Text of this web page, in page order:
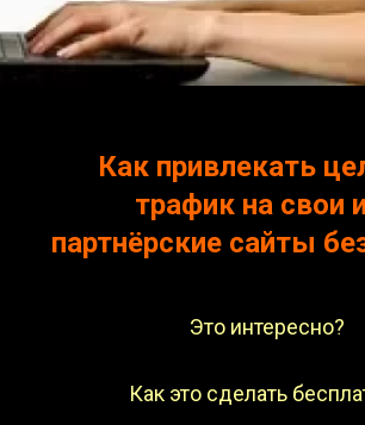
Как привлекать
трафик на свои
партнёрские сайты
Это интересно?
Как это сделать